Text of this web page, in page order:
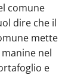
comune
dire che il
mette
manine nel
e